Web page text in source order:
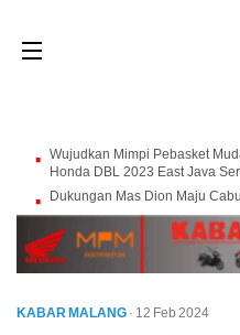
Wujudkan Mimpi Pebasket
Honda DBL 2023 East Java
Dukungan Mas Dion Maju
KABAR MALANG · 12 Feb 2024